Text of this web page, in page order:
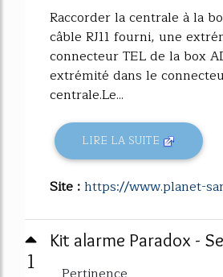
Raccorder la centrale à la
câble RJ11 fourni, une
connecteur TEL de la box
extrémité dans le
centrale.Le...
LIRE LA SUITE
Site :https://www.planet-
1
Kit alarme Paradox -